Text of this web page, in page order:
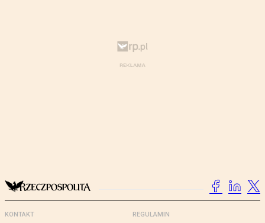
KONTAKT REGULAMIN